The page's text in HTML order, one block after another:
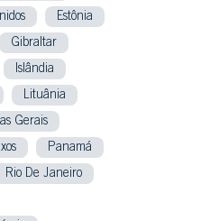
Estônia
Gibraltar
Islândia
Lituânia
Gerais
Panamá
Rio De Janeiro